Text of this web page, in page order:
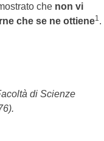
che non vi
che se ne ottiene1.
di Scienze